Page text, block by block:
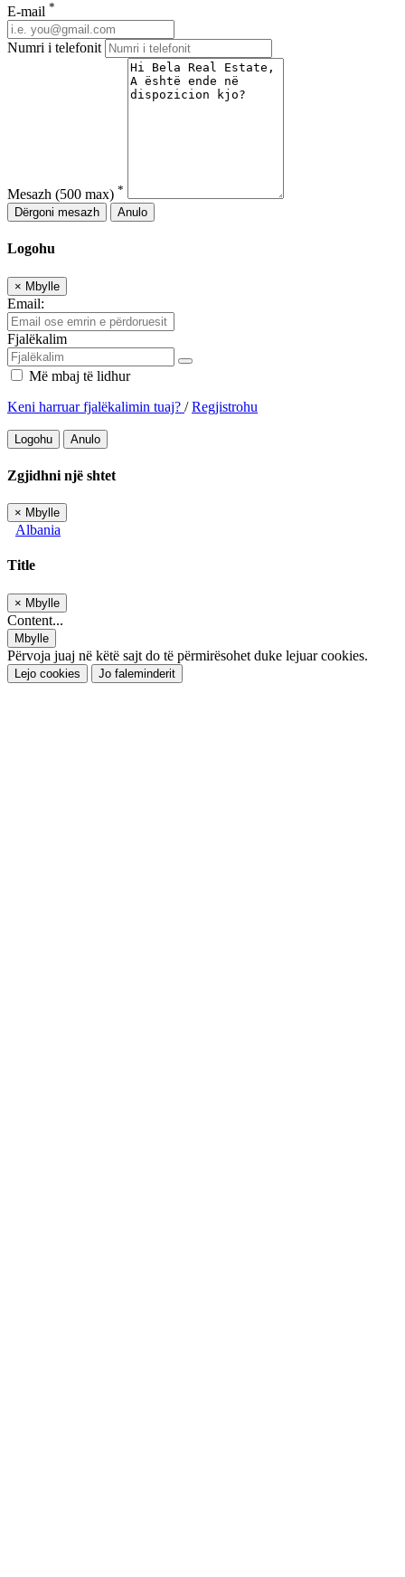
E-mail *
Numri i telefonit
Mesazh (500 max) *
Dërgoni mesazh
Anulo
Logohu
× Mbylle
Email:
Fjalëkalim
Më mbaj të lidhur
Keni harruar fjalëkalimin tuaj? /Regjistrohu
Logohu Anulo
Zgjidhni një shtet
× Mbylle
Albania
Title
× Mbylle
Content...
Mbylle
Përvoja juaj në këtë sajt do të përmirësohet duke lejuar cookies.
Lejo cookies Jo faleminderit